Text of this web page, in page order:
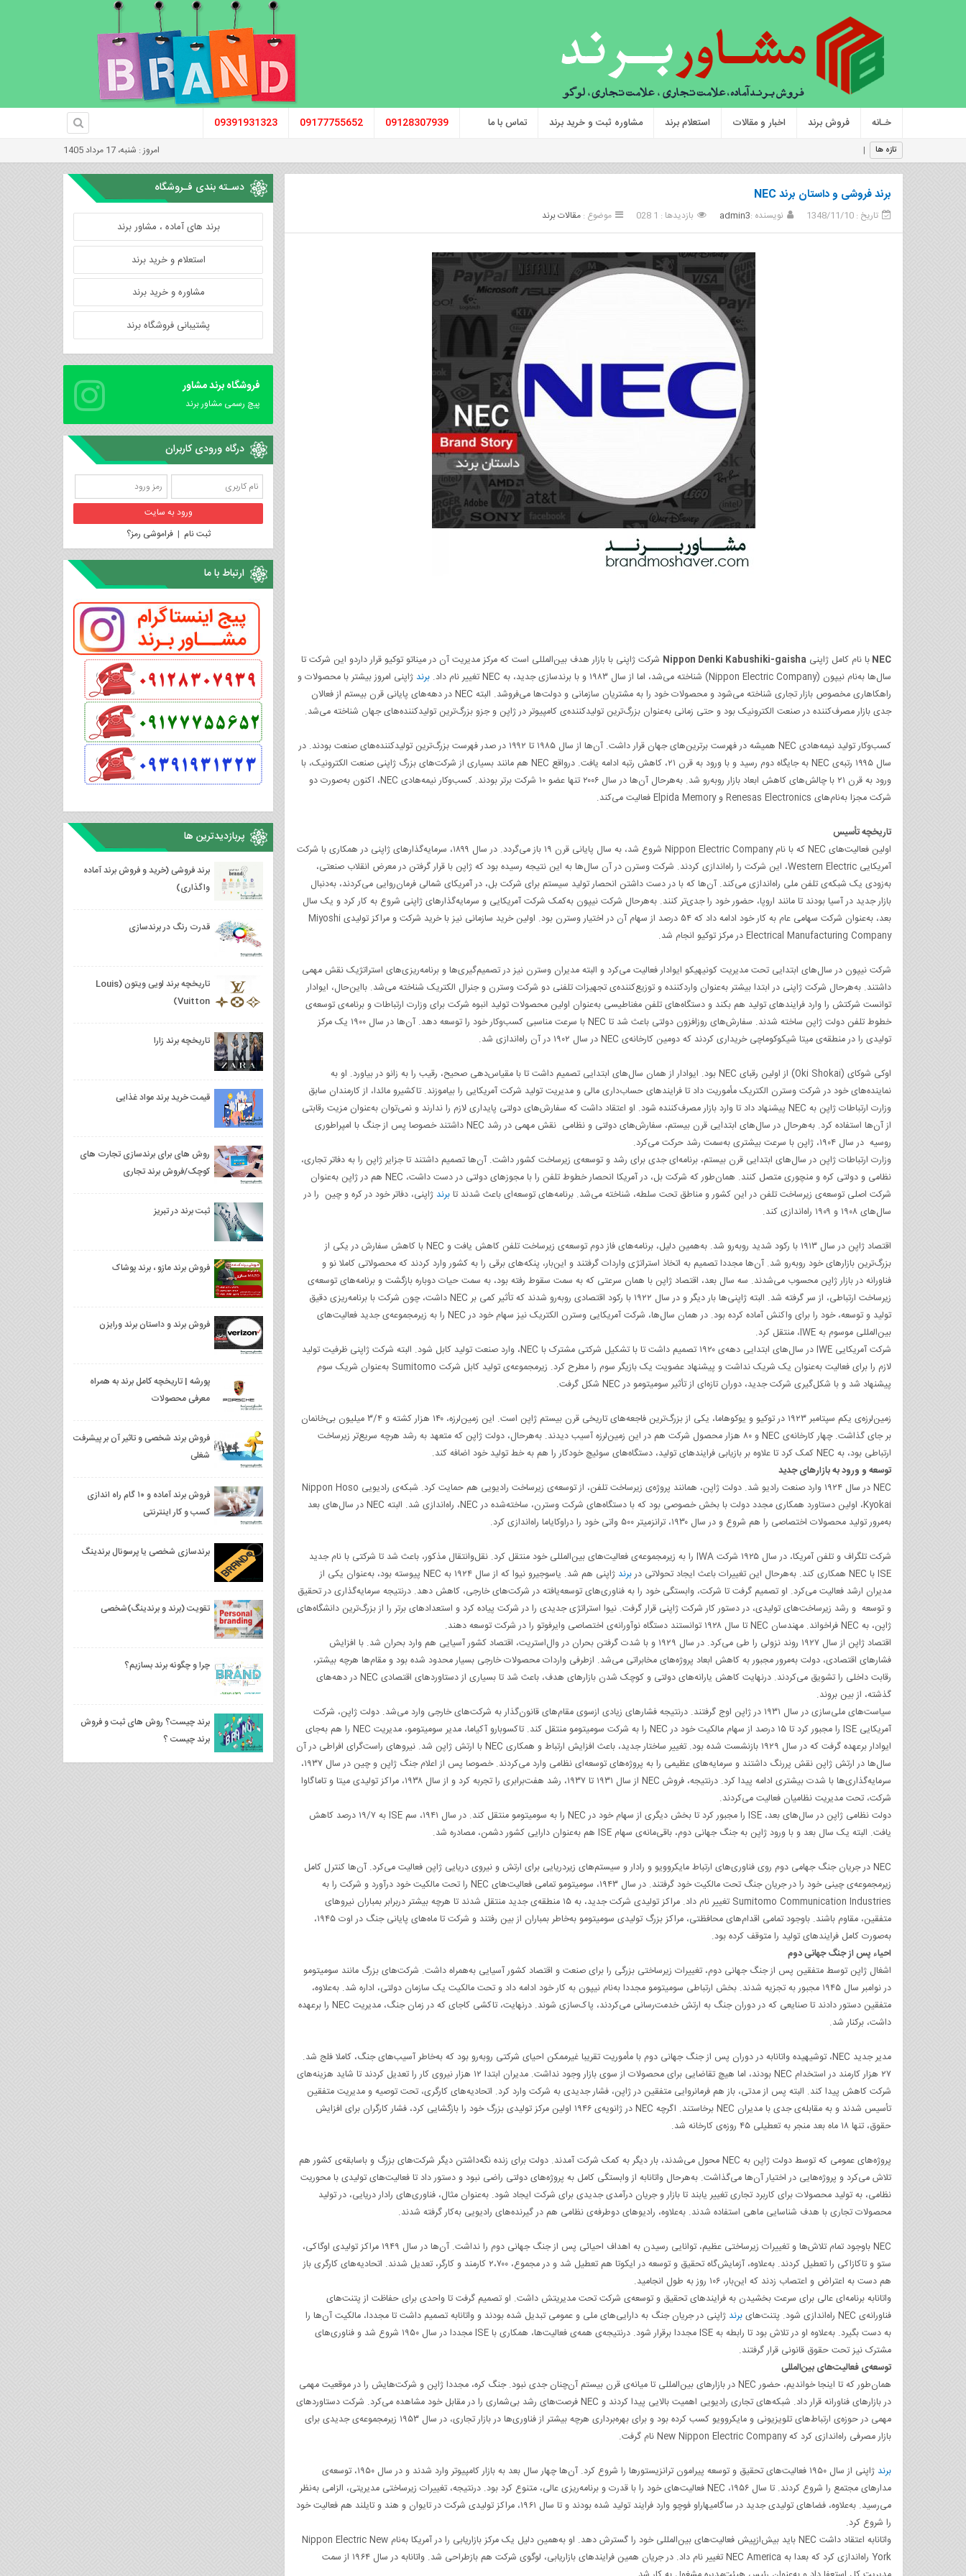
خـانه فروش برند اخبار و مقالات استعلام برند مشاوره ثبت و خرید برند تماس با ما 09128307939
09177755652
09391931323
تازه ها برند و برندینگ چیست امروز : شنبه، 17 مرداد 1405
برند فروشی و داستان برند NEC
تاریخ : 1348/11/10 نویسنده :admin3 بازدیدها : 1 028 موضوع : مقالات برند
NECبا نام کامل ژاپنی Nippon Denki Kabushiki-gaisha شرکت ژاپنی با بازار هدف بین‌المللی است که مرکز مدیریت آن در میناتو توکیو قرار داردو این شرکت تا
سال‌ها به‌نام نیپون (Nippon Electric Company) شناخته می‌شد، اما از سال ۱۹۸۳ و با برندسازی جدید، به NEC تغییر نام داد.
برند ژاپنی امروز بیشتر با محصولات و
راهکاهاری مخصوص بازار تجاری شناخته می‌شود و محصولات خود را به مشتریان سازمانی و دولت‌ها می‌فروشد. البته NEC در دهه‌های پایانی قرن بیستم از فعالان
جدی بازار مصرف‌کننده در صنعت الکترونیک بود و حتی زمانی به‌عنوان بزرگ‌‌ترین تولیدکننده‌ی کامپیوتر در ژاپن و جزو بزرگ‌ترین تولیدکننده‌های جهان شناخته می‌شد.
کسب‌وکار تولید نیمه‌هادی NEC همیشه در فهرست برترین‌های جهان قرار داشت. آن‌ها از سال ۱۹۸۵ تا ۱۹۹۲ در صدر فهرست بزرگ‌ترین تولیدکننده‌های صنعت بودند. در
سال ۱۹۹۵ رتبه‌ی NEC به جایگاه دوم رسید و با ورود به قرن ۲۱، کاهش رتبه ادامه یافت. درواقع NEC هم مانند بسیاری از شرکت‌های بزرگ ژاپنی صنعت الکترونیک، با
ورود به قرن ۲۱ با چالش‌های کاهش ابعاد بازار روبه‌رو شد. به‌هرحال آن‌ها در سال ۲۰۰۶ تنها عضو ۱۰ شرکت برتر بودند. کسب‌وکار نیمه‌هادی NEC، اکنون به‌صورت دو
شرکت مجزا به‌نام‌های Renesas Electronics و Elpida Memory فعالیت می‌کند.
تاریخچه تأسیس
اولین فعالیت‌های NEC که با نام Nippon Electric Company شروع شد، به سال پایانی قرن ۱۹ باز می‌گردد. در سال ۱۸۹۹، سرمایه‌گذارهای ژاپنی در همکاری با شرکت
آمریکایی Western Electric، این شرکت را راه‌اندازی کردند. شرکت وسترن در آن سال‌ها به این نتیجه رسیده بود که ژاپن با قرار گرفتن در معرض انقلاب صنعتی،
به‌زودی یک شبکه‌ی تلفن ملی راه‌اندازی می‌کند. آن‌ها که با در دست داشتن انحصار تولید سیستم‌ برای شرکت بل، در آمریکای شمالی فرمان‌روایی می‌کردند، به‌دنبال
بازار جدید در آسیا بودند تا مانند اروپا، حضور خود را جدی‌تر کنند. به‌هرحال شرکت نیپون به‌کمک شرکت آمریکایی و سرمایه‌گذارهای ژاپنی شروع به کار کرد و یک سال
بعد، به‌عنوان شرکت سهامی عام به کار خود ادامه داد که ۵۴ درصد از سهام آن در اختیار وسترن بود. اولین خرید سازمانی نیز با خرید شرکت و مراکز تولیدی Miyoshi
Electrical Manufacturing Company در مرکز توکیو انجام شد.
شرکت نیپون در سال‌های ابتدایی تحت مدیریت کونیهیکو ایوادار فعالیت می‌کرد و البته مدیران وسترن نیز در تصمیم‌گیری‌ها و برنامه‌ریزی‌های استراتژیک نقش مهمی
داشتند. به‌هرحال شرکت ژاپنی در ابتدا بیشتر به‌عنوان واردکننده و توزیع‌کننده‌ی تجهیزات تلفنی دو شرکت وسترن و جنرال الکتریک شناخته می‌شد. بااین‌حال، ایوادار
توانست شرکتش را وارد فرایندهای تولید هم بکند و دستگاه‌های تلفن مغناطیسی به‌عنوان اولین محصولات تولید انبوه شرکت برای وزارت ارتباطات و برنامه‌‌ی توسعه‌ی
خطوط تلفن دولت ژاپن ساخته شدند. سفارش‌های روزافزون دولتی باعث شد تا NEC با سرعت مناسبی کسب‌وکار خود را توسعه دهد. آن‌ها در سال ۱۹۰۰ یک مرکز
تولیدی را در منطقه‌ی میتا شیکوکوماچی خریداری کردند که دومین کارخانه‌ی NEC در سال ۱۹۰۲ در آن راه‌اندازی شد.
اوکی شوکای (Oki Shokai) از اولین رقبای NEC بود. ایوادار از همان سال‌های ابتدایی تصمیم داشت تا با مقیاس‌دهی صحیح، رقیب را به زانو در بیاورد. او به
نماینده‌های خود در شرکت وسترن الکتریک مأموریت داد تا فرایندهای حساب‌داری مالی و مدیریت تولید شرکت آمریکایی را بیاموزند. تاکشیرو مائدا، از کارمندان سابق
وزارت ارتباطات ژاپن به NEC پیشنهاد داد تا وارد بازار مصرف‌کننده شود. او اعتقاد داشت که سفارش‌های دولتی پایداری لازم را ندارند و نمی‌توان به‌عنوان مزیت رقابتی
از آن‌ها استفاده کرد. به‌هرحال در سال‌های ابتدایی قرن بیستم، سفارش‌های دولتی و نظامی نقش مهمی در رشد NEC داشتند خصوصا پس از جنگ با امپراطوری
روسیه در سال ۱۹۰۴، ژاپن با سرعت بیشتری به‌سمت رشد حرکت می‌کرد.
وزارت ارتباطات ژاپن در سال‌های ابتدایی قرن بیستم، برنامه‌ای جدی برای رشد و توسعه‌ی زیرساخت کشور داشت. آن‌ها تصمیم داشتند تا جزایر ژاپن را به دفاتر تجاری،
نظامی و دولتی کره و منچوری متصل کنند. همان‌طور که شرکت بل، در آمریکا انحصار خطوط تلفن را با مجوزهای دولتی در دست داشت، NEC هم در ژاپن به‌عنوان
شرکت اصلی توسعه‌ی زیرساخت تلفن در این کشور و مناطق تحت سلطه، شناخته می‌شد. برنامه‌های توسعه‌ای باعث شدند تابرند ژاپنی،‌ دفاتر خود در کره و چین را در
سال‌های ۱۹۰۸ و ۱۹۰۹ راه‌اندازی کند.
اقتصاد ژاپن در سال ۱۹۱۳ با رکود شدید روبه‌رو شد. به‌همین دلیل، برنامه‌های فاز دوم توسعه‌ی زیرساخت تلفن کاهش یافت و NEC با کاهش سفارش در یکی از
بزرگ‌ترین بازارهای خود روبه‌رو شد. آن‌ها مجددا تصمیم به اتخاذ استراتژی واردات گرفتند و این‌بار، پنکه‌های برقی را به کشور وارد کردند که محصولاتی کاملا نو و
فناورانه در بازار ژاپن محسوب می‌شدند. سه سال بعد، اقتصاد ژاپن با همان سرعتی که به سمت سقوط رفته بود، به سمت حیات دوباره بازگشت و برنامه‌های توسعه‌ی
زیرساخت ارتباطی، از سر گرفته شد. البته ژاپنی‌ها بار دیگر و در سال ۱۹۲۲ با رکود اقتصادی روبه‌رو شدند که تأثیر کمی بر NEC داشت، چون شرکت با برنامه‌ریزی دقیق
تولید و توسعه، خود را برای واکنش آماده کرده بود. در همان سال‌ها، شرکت آمریکایی وسترن الکتریک نیز سهام خود در NEC را به زیرمجموعه‌ی جدید فعالیت‌های
بین‌المللی موسوم به IWE، منتقل کرد.
شرکت آمریکایی IWE در سال‌های ابتدایی دهه‌ی ۱۹۲۰ تصمیم داشت تا با تشکیل شرکتی مشترک با NEC، وارد صنعت تولید کابل شود. البته شرکت ژاپنی ظرفیت تولید
لازم را برای فعالیت به‌عنوان یک شریک نداشت و پیشنهاد عضویت یک بازیگر سوم را مطرح کرد. زیرمجموعه‌ی تولید کابل شرکت Sumitomo به‌عنوان شریک سوم
پیشنهاد شد و با شکل‌گیری شرکت جدید، دوران تازه‌ای از تأثیر سومیتومو در NEC شکل گرفت.
زمین‌لرزه‌ی یکم سپتامبر ۱۹۲۳ در توکیو و یوکوهاما، یکی از بزرگ‌ترین فاجعه‌های تاریخی قرن بیستم ژاپن است. این زمین‌لرزه، ۱۴۰ هزار کشته و ۳/۴ میلیون بی‌‌خانمان
بر جای گذاشت. چهار کارخانه‌ی NEC و ۸۰ هزار محصول شرکت هم در این زمین‌لرزه آسیب دیدند. به‌هرحال، دولت ژاپن که متعهد به رشد هرچه سریع‌تر زیرساخت
ارتباطی بود، به NEC کمک کرد تا علاوه بر بازیابی فرایندهای تولید، دستگاه‌های سوئیچ خودکار را هم به خط تولید خود اضافه کند.
توسعه و ورود به بازارهای جدید
NEC در سال ۱۹۲۴ وارد صنعت رادیو شد. دولت ژاپن، همانند پروژه‌ی زیرساخت تلفن، از توسعه‌ی زیرساخت رادیویی هم حمایت کرد. شبکه‌ی رادیویی Nippon Hoso
Kyokai، اولین دستاورد همکاری مجدد دولت با بخش خصوصی بود که با دستگاه‌های شرکت وسترن، ساخته‌شده در NEC، راه‌اندازی شد. البته NEC در سال‌های بعد
به‌مرور تولید محصولات اختصاصی را هم شروع و در سال ۱۹۳۰، ترانزمیتر ۵۰۰ واتی خود را دراوکایاما راه‌اندازی کرد.
شرکت تلگراف و تلفن آمریکا، در سال ۱۹۲۵ شرکت IWA را به زیرمجموعه‌ی فعالیت‌های بین‌المللی خود منتقل کرد. نقل‌وانتقال مذکور، باعث شد تا شرکتی با نام جدید
ISE با NEC همکاری کند. به‌هرحال این تغییرات باعث ایجاد تحولاتی در
برند
ژاپنی هم شد. یاسوجیرو نیوا که از سال ۱۹۲۴ به NEC پیوسته بود، به‌عنوان یکی از
مدیران ارشد فعالیت می‌کرد. او تصمیم گرفت تا شرکت، وابستگی خود را به فناوری‌های توسعه‌یافته در شرکت‌های خارجی، کاهش دهد. درنتیجه سرمایه‌گذاری در تحقیق
و توسعه و رشد زیرساخت‌های تولیدی، در دستور کار شرکت ژاپنی قرار گرفت. نیوا استراتژی جدیدی را در شرکت پیاده کرد و استعدادهای برتر را از بزرگ‌ترین دانشگاه‌های
ژاپن، به NEC فراخواند. مهندسان NEC تا سال ۱۹۲۸ توانستند دستگاه نوآورانه‌ی اختصاصی وایرفوتو را در شرکت توسعه دهند.
اقتصاد ژاپن از سال ۱۹۲۷ روند نزولی را طی می‌کرد. در سال ۱۹۲۹ و با شدت گرفتن بحران در وال‌استریت، اقتصاد کشور آسیایی هم وارد بحران شد. با افزایش
فشارهای اقتصادی، دولت به‌مرور مجبور به کاهش ابعاد پروژه‌های مخابراتی می‌شد. ازطرفی واردات محصولات خارجی بسیار محدود شده بود و مقام‌ها هرچه بیشتر،
رقابت داخلی را تشویق می‌کردند. درنهایت کاهش یارانه‌های دولتی و کوچک شدن بازارهای هدف، باعث شد تا بسیاری از دستاوردهای اقتصادی NEC در دهه‌های
گذشته، از بین بروند.
سیاست‌های ملی‌سازی در سال ۱۹۳۱ در ژاپن اوج گرفتند. درنتیجه فشارهای زیادی ازسوی مقام‌های قانون‌گذار به شرکت‌های خارجی وارد می‌شد. دولت ژاپن، شرکت
آمریکایی ISE را مجبور کرد تا ۱۵ درصد از سهام مالکیت خود در NEC را به شرکت سومیتومو منتقل کند. تاکسوبارو آکیاما، مدیر سومیتومو، مدیریت NEC را هم به‌جای
ایوادار برعهده گرفت که در سال ۱۹۲۹ بازنشست شده بود. تغییر ساختار جدید، باعث افزایش ارتباط و همکاری NEC با ارتش ژاپن شد. نیروهای راست‌گرای افراطی در آن
سال‌ها در ارتش ژاپن نقش پررنگ داشتند و سرمایه‌های عظیمی را به پروژه‌های توسعه‌ای نظامی وارد می‌کردند. خصوصا پس از اعلام جنگ ژاپن و چین در سال ۱۹۳۷،
سرمایه‌گذاری‌ها با شدت بیشتری ادامه پیدا کرد. درنتیجه، فروش NEC از سال ۱۹۳۱ تا ۱۹۳۷، رشد هفت‌برابری را تجربه کرد و از سال ۱۹۳۸، مراکز تولیدی میتا و تاماگاوا
شرکت، تحت مدیریت نظامیان فعالیت می‌کردند.
دولت نظامی ژاپن در سال‌های بعد، ISE را مجبور کرد تا بخش دیگری از سهام خود در NEC را به سومیتومو منتقل کند. در سال ۱۹۴۱، سم ISE به ۱۹/۷ درصد کاهش
یافت. البته یک سال بعد و با ورود ژاپن به جنگ جهانی دوم، باقی‌مانه‌ی سهام ISE هم به‌عنوان دارایی کشور دشمن، مصادره شد.
NEC در جریان جنگ جهامی دوم روی فناوری‌های ارتباط مایکروویو و رادار و سیستم‌های زیردریایی برای ارتش و نیروی دریایی ژاپن فعالیت می‌کرد. آن‌ها کنترل کامل
زیرمجموعه‌ی چینی خود را در جریان جنگ تحت مالکیت خود گرفتند. در سال ۱۹۴۳، سومیتومو تمامی فعالیت‌های NEC را تحت مالکیت خود درآورد و شرکت را به
Sumitomo Communication Industries تغییر نام داد. مراکز تولیدی شرکت جدید، به ۱۵ منطقه‌ی جدید منتقل شدند تا هرچه بیشتر دربرابر بمباران نیروهای
متفقین، مقاوم باشند. باوجود تمامی اقدام‌های محافظتی، مراکز بزرگ تولیدی سومیتومو به‌خاطر بمباران از بین رفتند و شرکت تا ماه‌های پایانی جنگ در اوت ۱۹۴۵،
به‌صورت کامل فرایندهای تولید را متوقف کرده بود.
احیاء پس از جنگ جهانی دوم
اشغال ژاپن توسط متفقین پس از جنگ جهانی دوم، تغییرات زیرساختی بزرگی را برای صنعت و اقتصاد کشور آسیایی به‌همراه داشت. شرکت‌های بزرگ مانند سومیتومو
در نوامبر سال ۱۹۴۵ مجبور به تجزیه شدند. بخش ارتباطی سومیتومو مجددا به‌نام نیپون به کار خود ادامه داد و تحت مالکیت یک سازمان دولتی، اداره شد. به‌علاوه،
متفقین دستور دادند تا صنایعی که در دوران جنگ به ارتش خدمت‌رسانی می‌کردند، پاک‌سازی شوند. درنهایت، تاکشی کاجای که در زمان جنگ، مدیریت NEC را برعهده
داشت، برکنار شد.
مدیر جدید NEC، توشیهیده واتانابه در دوران پس از جنگ جهانی دوم با مأموریت تقریبا غیرممکن احیای شرکتی روبه‌رو بود که به‌خاطر آسیب‌های جنگ، کاملا فلج شد.
۲۷ هزار کارمند در استخدام NEC بودند، اما هیچ تقاضایی برای محصولات از سوی بازار وجود نداشت. مدیران ابتدا ۱۲ هزار نیروی کار را تعدیل کردند تا شاید هزینه‌های
شرکت کاهش پیدا کند. البته پس از مدتی، باز هم فرمانروایی متفقین در ژاپن، فشار جدیدی به شرکت وارد کرد. اتحادیه‌های کارگری، تحت توصیه و مدیریت متفقین
تأسیس شدند و به مقابله‌ی جدی با مدیران NEC برخاستند. اگرچه NEC در ژانویه‌ی ۱۹۴۶ اولین مرکز تولیدی بزرگ خود را بازگشایی کرد، فشار کارگران برای افزایش
حقوق، تنها ۱۸ ماه بعد منجر به تعطیلی ۴۵ روزه‌ی کارخانه شد.
پروژه‌های عمومی که توسط دولت ژاپن به NEC محول می‌شدند، بار دیگر به کمک شرکت آمدند. دولت برای زنده نگه‌داشتن دیگر شرکت‌های بزرگ و باسابقه‌ی کشور هم
تلاش می‌کرد و پروژه‌هایی در اختیار آن‌ها می‌گذاشت. به‌هرحال واتانابه از وابستگی کامل به پروژه‌های دولتی راضی نبود و دستور داد تا فعالیت‌های تولیدی با محوریت
نظامی، به تولید محصولات برای کاربرد تجاری تغییر یابند تا بازار و جریان درآمدی جدیدی برای شرکت ایجاد شود. به‌عنوان مثال، فناوری‌های رادار دریایی، در تولید
محصولات تجاری با هدف شناسایی ماهی استفاده شدند. به‌علاوه، رادیوهای دوطرفه‌ی نظامی هم در گیرنده‌های رادیویی به‌کار گرفته شدند.
NEC باوجود تمام تلاش‌ها و تغییرات زیرساختی عظیم، توانایی رسیدن به اهداف احیائی پس از جنگ جهانی دوم را نداشت. آن‌ها در سال ۱۹۴۹ مراکز تولیدی اوگاکی،
ستو و تاکازاکی را تعطیل کردند. به‌علاوه، آزمایش‌گاه تحقیق و توسعه در ایکوتا هم تعطیل شد و در مجموع، ۲،۷۰۰ کارمند و کارگر، تعدیل شدند. اتحادیه‌های کارگری باز
هم دست به اعتراض و اعتصاب زدند که این‌بار، ۱۰۶ روز به طول انجامید.
واتانابه برنامه‌ای عالی برای سرعت بخشیدن به فرایندهای تحقیق و توسعه‌ی شرکت تحت مدیریتش داشت. او تصمیم گرفت تا واحدی برای حفاظت از پتنت‌های
فناورانه‌ی NEC راه‌اندازی شود. پتنت‌های
برند ژاپنی در جریان جنگ به دارایی‌های ملی و عمومی تبدیل شده بودند و واتانابه تصمیم داشت تا مجددا، مالکیت آن‌ها را
به دست بگیرد. به‌علاوه او در تلاش بود تا رابطه به ISE مجددا برقرار شود. درنتیجه‌ی همه‌ی فعالیت‌ها، همکاری با ISE مجددا در سال ۱۹۵۰ شروع شد و فناوری‌های
مشترک نیز تحت حقوق قانونی قرار گرفتند.
توسعه‌ی فعالیت‌های بین‌المللی
همان‌طور که تا اینجا خواندیم، حضور NEC در بازارهای بین‌المللی تا میانه‌ی قرن بیستم آن‌چنان جدی نبود. جنگ کره، مجددا ژاپن و شرکت‌هایش را در موقعیت مهمی
در بازارهای فناورانه قرار داد. شبکه‌های تجاری رادیویی اهمیت بالایی پیدا کردند و NEC فرصت‌های رشد بی‌شماری را در مقابل خود مشاهده می‌کرد. شرکت دستاوردهای
مهمی در حوزه‌ی ارتباط‌های تلویزیونی و مایکروویو کسب کرده بود و برای بهره‌برداری هرچه بیشتر از فناوری‌ها در بازار تجاری، در سال ۱۹۵۳ زیرمجموعه‌ی جدیدی برای
بازار مصرفی راه‌اندازی کرد که New Nippon Electric Company نام گرفت.
برند
ژاپنی از سال ۱۹۵۰ فعالیت‌های تحقیق و توسعه پیرامون ترانزیستورها را شروع کرد. آن‌ها چهار سال بعد به بازار کامپیوتر وارد شدند و در سال ۱۹۵۰، توسعه‌ی
مدارهای مجتمع را شروع کردند. تا سال ۱۹۵۶، NEC فعالیت‌های خود را با قدرت و برنامه‌ریزی عالی، متنوع کرد بود. درنتیجه، تغییرات زیرساختی مدیریتی، الزامی به‌نظر
می‌رسید. به‌علاوه، فضاهای تولیدی جدید در ساگامیهاراو فوچو وارد فرایند تولید شده بودند و تا سال ۱۹۶۱، مراکز تولیدی شرکت در تایوان و هند و تایلند هم فعالیت خود
را شروع کرد.
واتانابه اعتقاد داشت NEC باید بیش‌ازپیش فعالیت‌های بین‌المللی خود را گسترش دهد. او به‌همین دلیل یک مرکز بازاریابی را در آمریکا به‌نام Nippon Electric New
York راه‌اندازی کرد که بعدا به NEC America تغییر نام داد. در جریان همین فرایندهای بازاریابی، لوگوی شرکت هم بازطراحی شد. واتانابه در سال ۱۹۶۴ از سمت
دسـته بندی فـروشگاه
برند های آماده ، مشاور برند
استعلام و خرید برند
مشاوره و خرید برند
پشتیبانی فروشگاه برند
فروشگاه برند مشاور
پیچ رسمی مشاور برند
درگاه ورودی کاربران
ثبت نام |فراموشی رمز؟
ارتباط با ما
پربازدیدترین ها
برند فروشی (خرید و فروش برند آماده
واگذاری)
قدرت رنگ در برندسازی
تاریخچه برند لویی ویتون (Louis
Vuitton)
تاریخچه برند زارا
قیمت خرید برند مواد غذایی
روش های برای برندسازی تجارت های
کوچک/فروش برند تجاری
ثبت برند در تبریز
فروش برند مازو ، برند پوشاک
فروش برند و داستان برند ورایزن
پورشه | تاریخچه کامل برند به همراه
معرفی محصولات
فروش برند شخصی و تاثیر آن بر پیشرفت
شغلی
فروش برند آماده و ۱۰ گام راه اندازی
کسب و کار اینترنتی
برندسازی شخصی یا پرسونال برندینگ
تقویت (برند و برندینگ)شخصی
چرا و چگونه برند بسازیم؟
برند چیست؟ روش های ثبت و فروش
برند چیست ؟